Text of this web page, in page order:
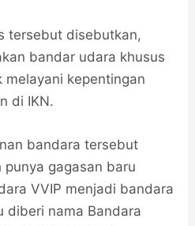
tersebut disebutkan,
bandar udara khusus
kepentingan
di IKN.
bandara tersebut
gagasan baru
VVIP menjadi bandara
diberi nama Bandara